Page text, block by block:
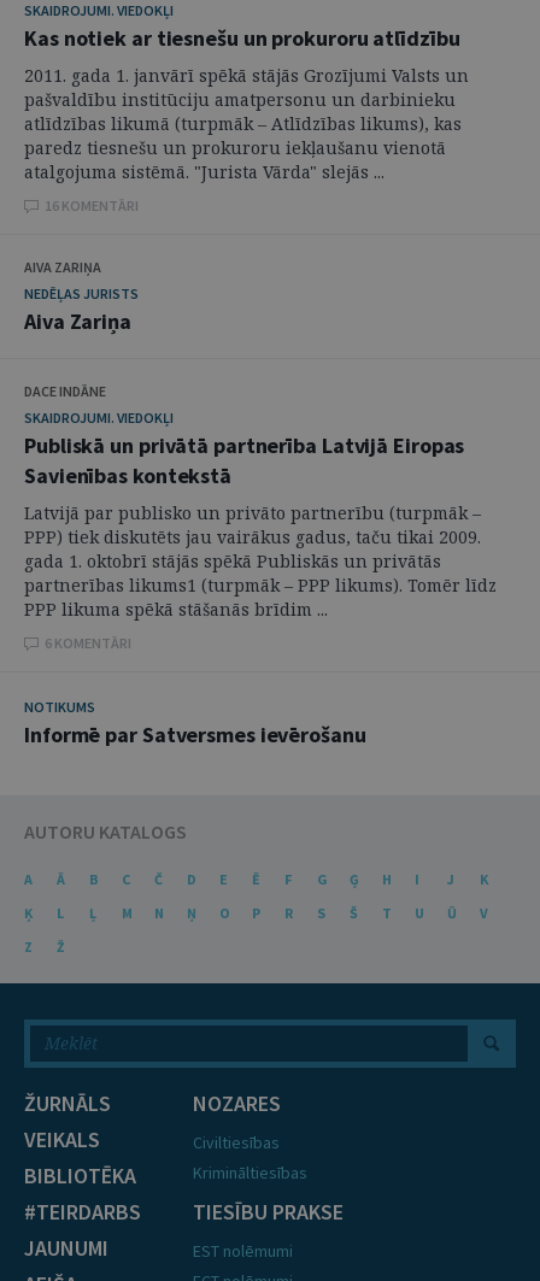
SKAIDROJUMI. VIEDOKĻI
Kas notiek ar tiesnešu un prokuroru atlīdzību
2011. gada 1. janvārī spēkā stājās Grozījumi Valsts un
pašvaldību institūciju amatpersonu un darbinieku
atlīdzības likumā (turpmāk – Atlīdzības likums), kas
paredz tiesnešu un prokuroru iekļaušanu vienotā
atalgojuma sistēmā. "Jurista Vārda" slejās ...
16 KOMENTĀRI
AIVA ZARIŅA
NEDĒĻAS JURISTS
Aiva Zariņa
DACE INDĀNE
SKAIDROJUMI. VIEDOKĻI
Publiskā un privātā partnerība Latvijā Eiropas
Savienības kontekstā
Latvijā par publisko un privāto partnerību (turpmāk –
PPP) tiek diskutēts jau vairākus gadus, taču tikai 2009.
gada 1. oktobrī stājās spēkā Publiskās un privātās
partnerības likums1 (turpmāk – PPP likums). Tomēr līdz
PPP likuma spēkā stāšanās brīdim ...
6 KOMENTĀRI
NOTIKUMS
Informē par Satversmes ievērošanu
AUTORU KATALOGS
A Ā B C Č D E Ē F G Ģ H I J
K
Ķ
L Ļ M N Ņ O P R S Š T U Ū
V
Z
Ž
ŽURNĀLS
VEIKALS
BIBLIOTĒKA
#TEIRDARBS
JAUNUMI
NOZARES
Civiltiesības
Krimināltiesības
TIESĪBU PRAKSE
EST nolēmumi